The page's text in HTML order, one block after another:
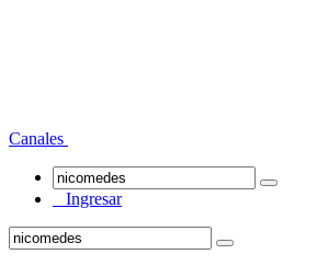
Canales
Ingresar